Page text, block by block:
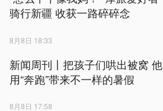
骑行新疆 收获一路碎碎念
8月8日 18:33
新闻周刊丨把孩子们哄出被窝 他
用“奔跑”带来不一样的暑假
8月8日 17:58